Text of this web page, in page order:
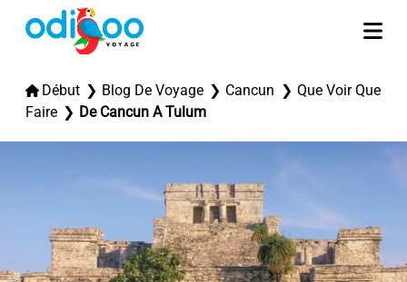
Début Blog De Voyage Cancun
Que Voir Que
Faire
De Cancun A Tulum